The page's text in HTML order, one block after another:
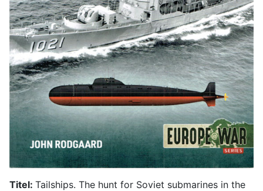
Titel: Tailships. The hunt for Soviet submarines in the